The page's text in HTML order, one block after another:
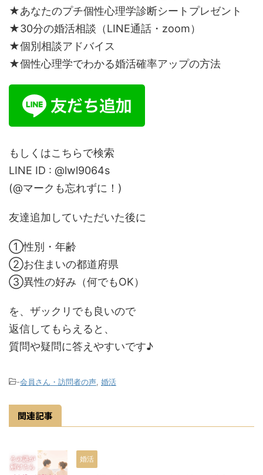
★あなたのプチ個性心理学診断シートプレゼント
★30分の婚活相談（LINE通話・zoom）
★個別相談アドバイス
★個性心理学でわかる婚活確率アップの方法
もしくはこちらで検索
LINE ID : @lwl9064s
(@マークも忘れずに！)
友達追加していただいた後に
①性別・年齢
②お住まいの都道府県
③異性の好み（何でもOK）
を、ザックリでも良いので
返信してもらえると、
質問や疑問に答えやすいです♪
-会員さん・訪問者の声, 婚活
関連記事
婚活